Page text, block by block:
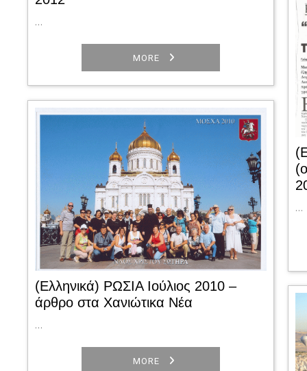
…
MORE
…
(Ελληνικά) ΡΩΣΙΑ Ιούλιος 2010 –
άρθρο στα Χανιώτικα Νέα
…
MORE